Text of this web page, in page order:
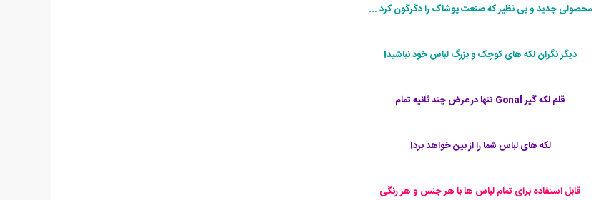
محصولی جدید و بی نظیر که صنعت پوشاک را دگرگون کرد ...
دیگر نگران لکه های کوچک و بزرگ لباس خود نباشید!
قلم لکه گیر Gonal تنها در عرض چند ثانیه تمام
لکه های لباس شما را از بین خواهد برد!
قابل استفاده برای تمام لباس ها با هر جنس و هر رنگی